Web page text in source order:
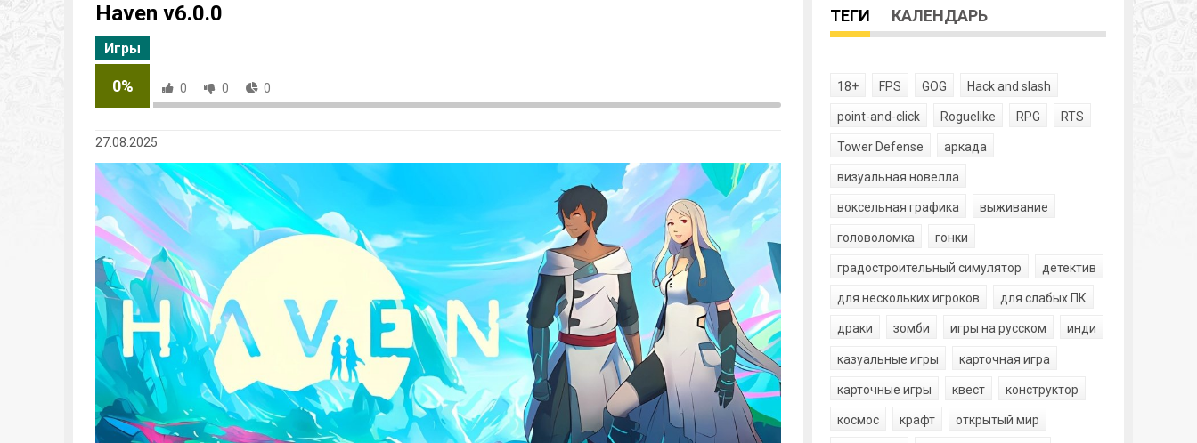
Haven v6.0.0
Игры
0% 0 0 0
27.08.2025
ТЕГИ КАЛЕНДАРЬ
18+ FPS GOG Hack and slash
point-and-click Roguelike RPG RTS
Tower Defense аркада
визуальная новелла
воксельная графика выживание
головоломка гонки
градостроительный симулятор детектив
для нескольких игроков для слабых ПК
драки зомби игры на русском инди
казуальные игры карточная игра
карточные игры квест конструктор
космос крафт открытый мир